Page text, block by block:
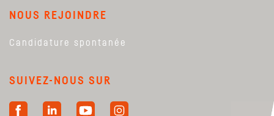
NOUS REJOINDRE
Candidature spontanée
SUIVEZ-NOUS SUR